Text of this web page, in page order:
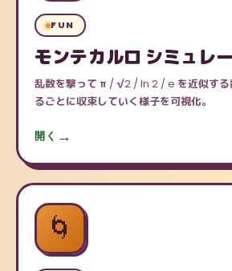
FUN
モンテカルロ シミュレ
乱数を撃って π / √2 / ln 2 / e を近似する
るごとに収束していく様子を可視化。
開く
🌀